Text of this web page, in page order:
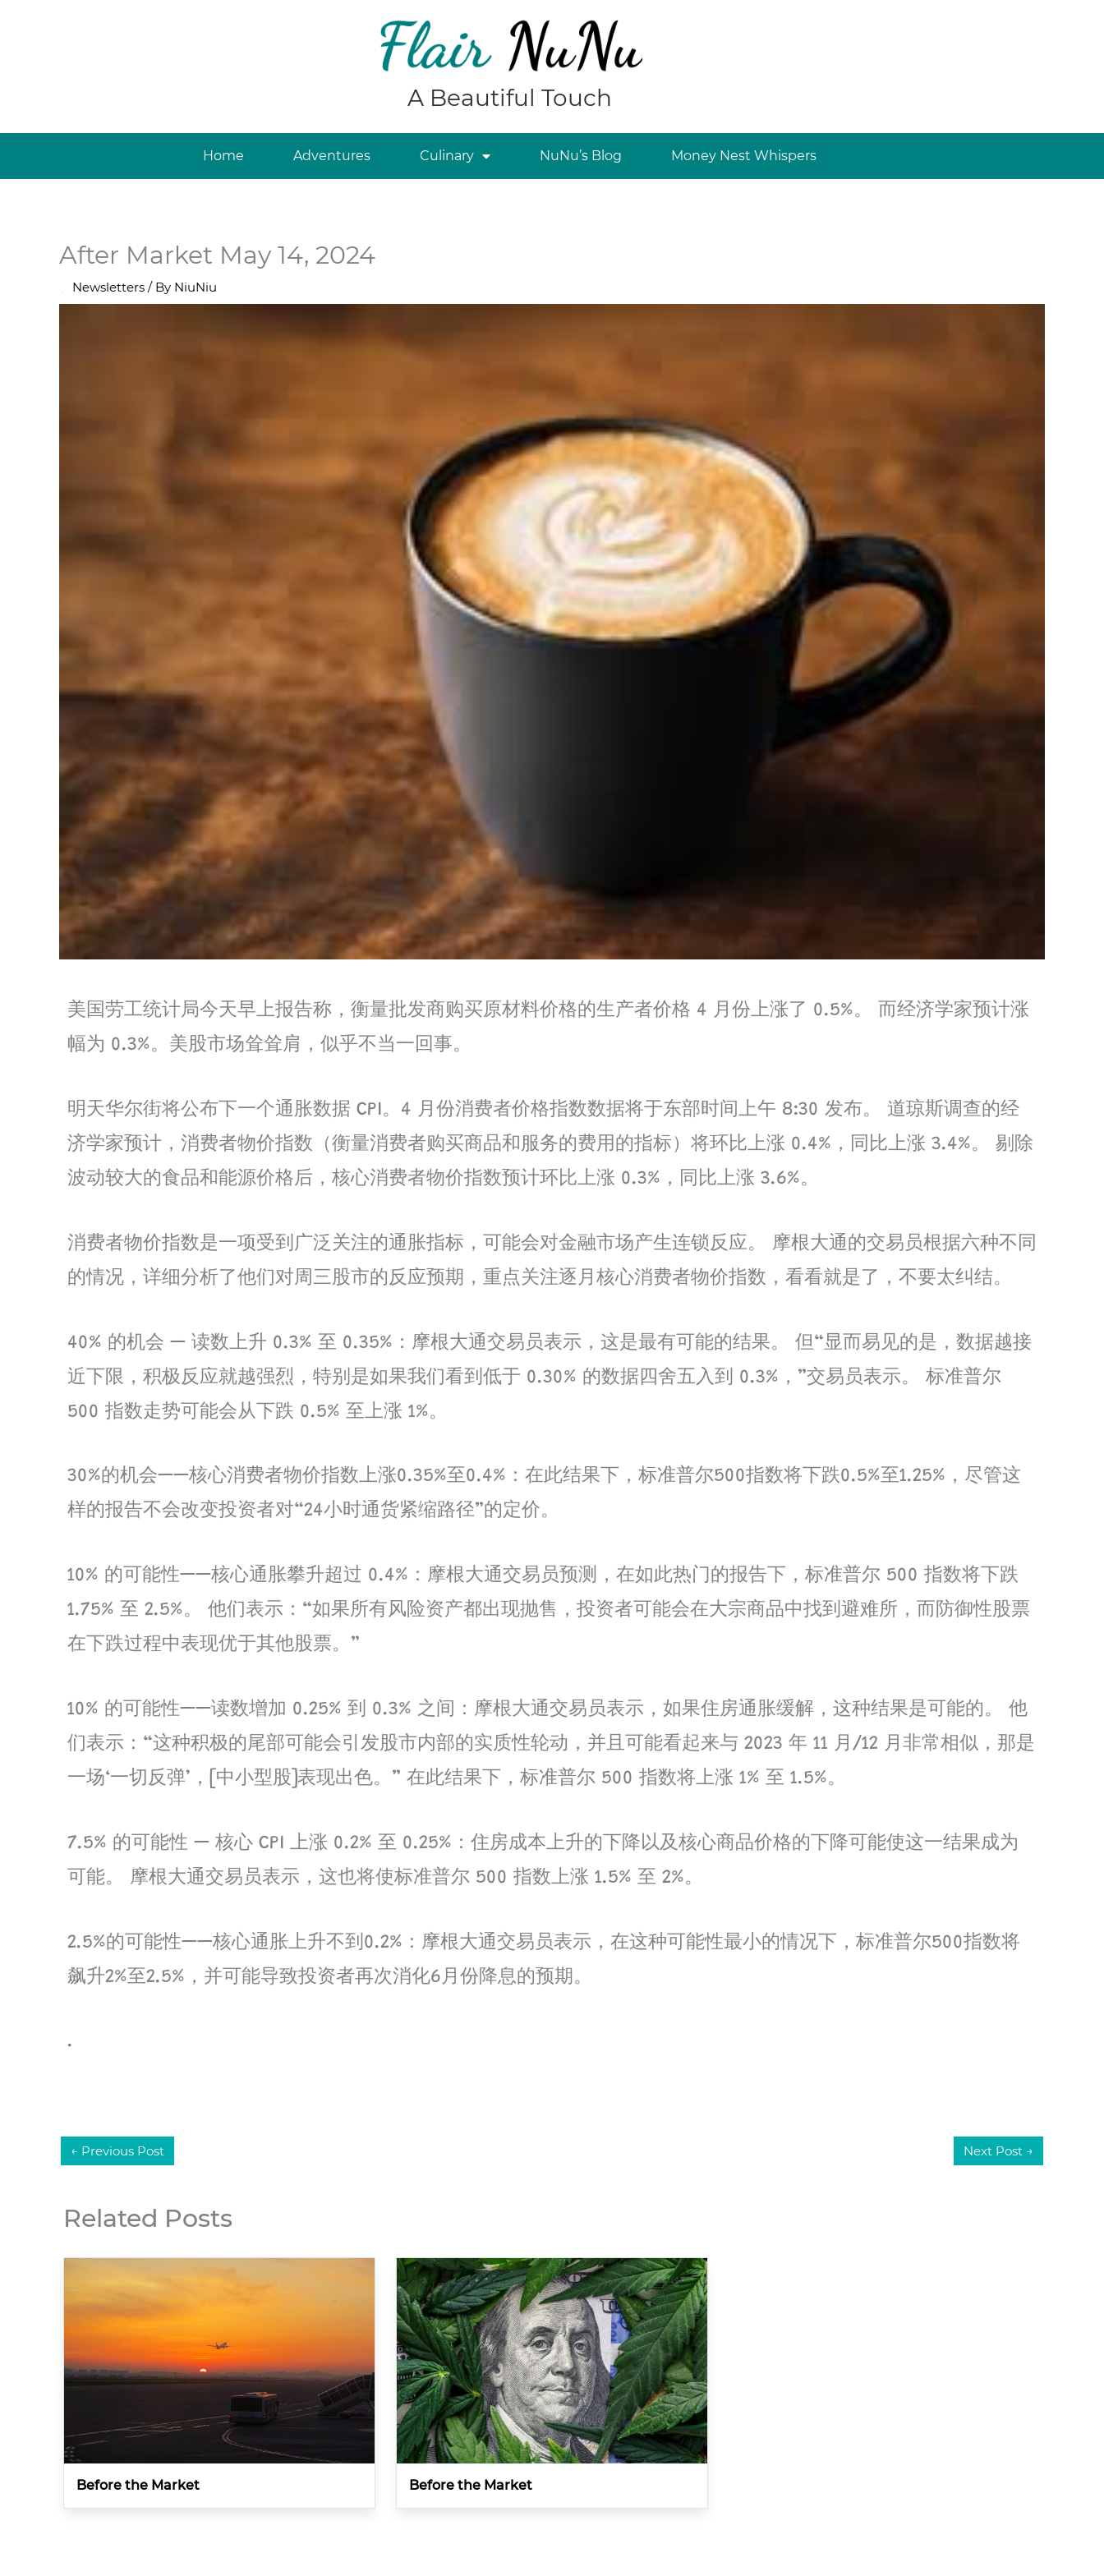
A Beautiful Touch
Home Adventures Culinary NuNu’s Blog Money Nest Whispers
After Market May 14, 2024
Newsletters / By NiuNiu
美国劳工统计局今天早上报告称，衡量批发商购买原材料价格的生产者价格 4 月份上涨了 0.5%。 而经济学家预计涨
幅为 0.3%。美股市场耸耸肩，似乎不当一回事。
明天华尔街将公布下一个通胀数据 CPI。4 月份消费者价格指数数据将于东部时间上午 8:30 发布。 道琼斯调查的经
济学家预计，消费者物价指数（衡量消费者购买商品和服务的费用的指标）将环比上涨 0.4%，同比上涨 3.4%。 剔除
波动较大的食品和能源价格后，核心消费者物价指数预计环比上涨 0.3%，同比上涨 3.6%。
消费者物价指数是一项受到广泛关注的通胀指标，可能会对金融市场产生连锁反应。 摩根大通的交易员根据六种不同
的情况，详细分析了他们对周三股市的反应预期，重点关注逐月核心消费者物价指数，看看就是了，不要太纠结。
40% 的机会 — 读数上升 0.3% 至 0.35%：摩根大通交易员表示，这是最有可能的结果。 但“显而易见的是，数据越接
近下限，积极反应就越强烈，特别是如果我们看到低于 0.30% 的数据四舍五入到 0.3%，”交易员表示。 标准普尔
500 指数走势可能会从下跌 0.5% 至上涨 1%。
30%的机会——核心消费者物价指数上涨0.35%至0.4%：在此结果下，标准普尔500指数将下跌0.5%至1.25%，尽管这
样的报告不会改变投资者对“24小时通货紧缩路径”的定价。
10% 的可能性——核心通胀攀升超过 0.4%：摩根大通交易员预测，在如此热门的报告下，标准普尔 500 指数将下跌
1.75% 至 2.5%。 他们表示：“如果所有风险资产都出现抛售，投资者可能会在大宗商品中找到避难所，而防御性股票
在下跌过程中表现优于其他股票。”
10% 的可能性——读数增加 0.25% 到 0.3% 之间：摩根大通交易员表示，如果住房通胀缓解，这种结果是可能的。 他
们表示：“这种积极的尾部可能会引发股市内部的实质性轮动，并且可能看起来与 2023 年 11 月/12 月非常相似，那是
一场‘一切反弹’，[中小型股]表现出色。” 在此结果下，标准普尔 500 指数将上涨 1% 至 1.5%。
7.5% 的可能性 — 核心 CPI 上涨 0.2% 至 0.25%：住房成本上升的下降以及核心商品价格的下降可能使这一结果成为
可能。 摩根大通交易员表示，这也将使标准普尔 500 指数上涨 1.5% 至 2%。
2.5%的可能性——核心通胀上升不到0.2%：摩根大通交易员表示，在这种可能性最小的情况下，标准普尔500指数将
飙升2%至2.5%，并可能导致投资者再次消化6月份降息的预期。
.
← Previous Post Next Post →
Related Posts
Before the Market Before the Market